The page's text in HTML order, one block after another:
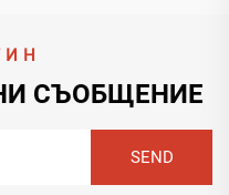
СЪОБЩЕНИЕ